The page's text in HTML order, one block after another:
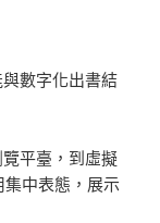
數字化出書結
平臺，到虛擬
中表態，展示